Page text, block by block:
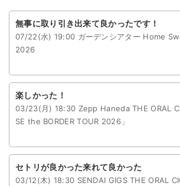
無事に取り引き出来て良かったです！
07/22(水) 19:00 ガーデンシアター Home
2026
楽しかった！
03/23(月) 18:30 Zepp Haneda THE ORAL
SE the BORDER TOUR 2026」
セトリが良かった来れて良かった
03/12(木) 18:30 SENDAI GIGS THE ORAL